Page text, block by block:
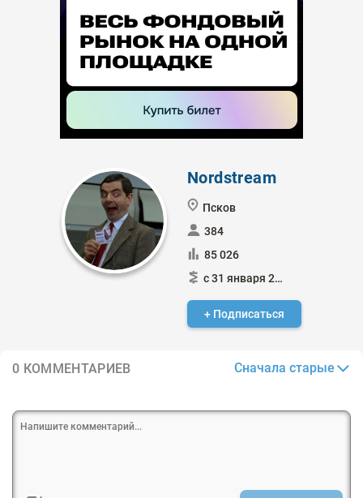
Nordstream
Псков
384
85 026
с 31 января 2015
+ Подписаться
0 КОММЕНТАРИЕВ Сначала старые